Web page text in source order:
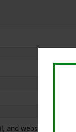
and website in this